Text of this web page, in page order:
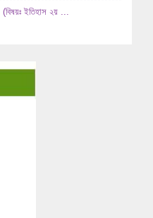
ইতিহাস ২য় ...
অনুমতিসহ ...
রসায়ন ২য় পত্র ...
রসায়ন ১ম পত্র ...